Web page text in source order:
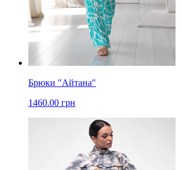
Брюки "Айтана"
1460.00 грн